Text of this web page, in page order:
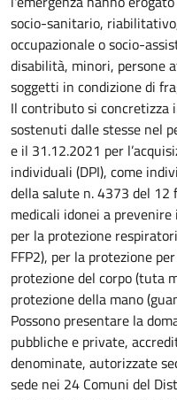
socio-sanitario,
occupazionale o socio-
disabilità, minori, persone
soggetti in condizione di
Il contributo si concretizza
sostenuti dalle stesse nel
e il 31.12.2021 per
individuali (DPI), come
della salute n. 4373 del
medicali idonei a
per la protezione
FFP2), per la protezione
protezione del corpo (tuta
protezione della mano
Possono presentare la
pubbliche e private,
denominate, autorizzate
sede nei 24 Comuni del